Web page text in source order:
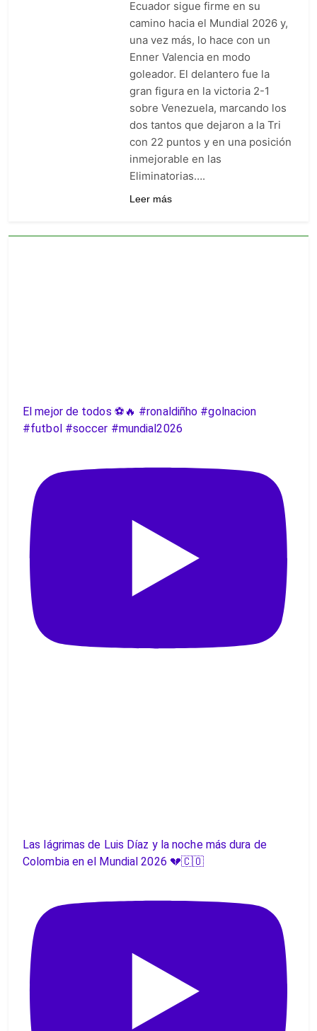
goleó 7-0 a Boyacá Chicó y es
líder de la Liga BetPlay
4 Días Ago
Vuelve la Premier League:
arranca el 21 de agosto con el
Arsenal campeón abriendo
ante el Coventry
4 Días Ago
Escándalo en Montería: el
debut de Nacional se suspendió
por disturbios cuando ganaba
3-0 a Jaguares
4 Días Ago
Ecuador sigue firme en su
camino hacia el Mundial 2026 y,
una vez más, lo hace con un
Enner Valencia en modo
goleador. El delantero fue la
gran figura en la victoria 2-1
sobre Venezuela, marcando los
dos tantos que dejaron a la Tri
con 22 puntos y en una posición
inmejorable en las
Eliminatorias….
Leer más
El mejor de todos ⚽️🔥 #ronaldiñho #golnacion
#futbol #soccer #mundial2026
Las lágrimas de Luis Díaz y la noche más dura de
Colombia en el Mundial 2026 💔🇨🇴